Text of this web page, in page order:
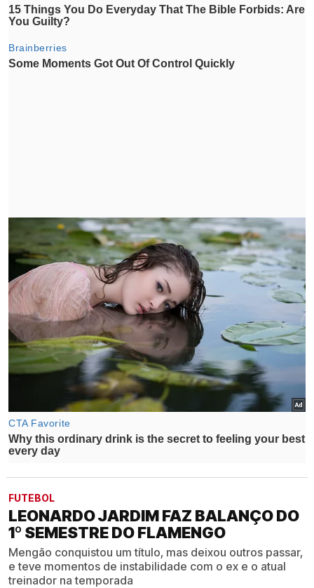
FUTEBOL
LEONARDO JARDIM FAZ BALANÇO DO
1º SEMESTRE DO FLAMENGO
Mengão conquistou um título, mas deixou outros passar,
e teve momentos de instabilidade com o ex e o atual
treinador na temporada